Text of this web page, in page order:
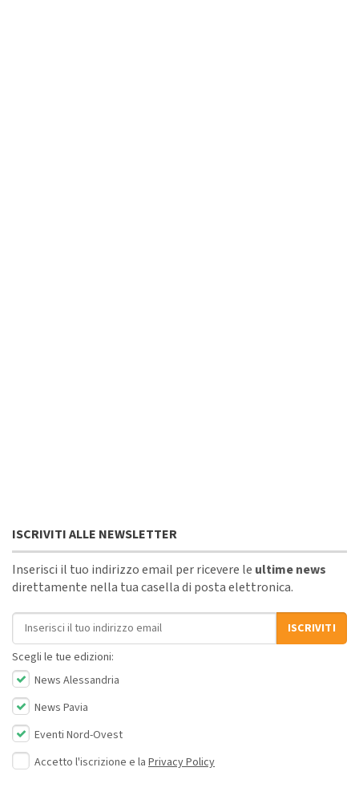
ISCRIVITI ALLE NEWSLETTER
Inserisci il tuo indirizzo email per ricevere le ultime news
direttamente nella tua casella di posta elettronica.
Indirizzo email
ISCRIVITI
Scegli le tue edizioni:
News Alessandria
News Pavia
Eventi Nord-Ovest
Accetto l'iscrizione e la Privacy Policy